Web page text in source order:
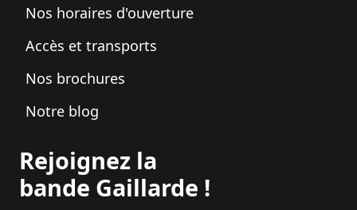
Nos horaires d'ouverture
Accès et transports
Nos brochures
Notre blog
Rejoignez la
bande Gaillarde !